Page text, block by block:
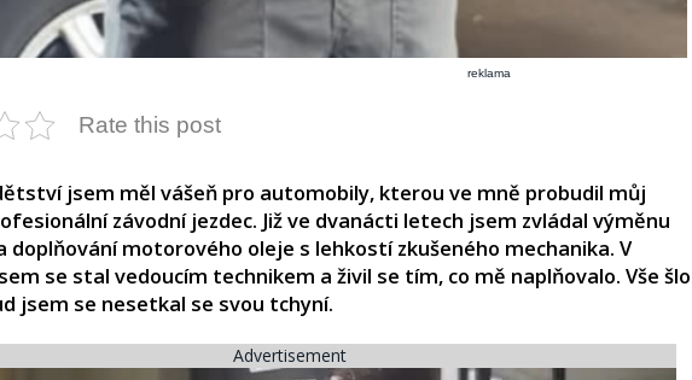
reklama
Rate this post
jsem měl vášeň pro automobily, kterou ve mně probudil můj
závodní jezdec. Již ve dvanácti letech jsem zvládal výměnu
doplňování motorového oleje s lehkostí zkušeného mechanika. V
se stal vedoucím technikem a živil se tím, co mě naplňovalo. Vše šlo
jsem se nesetkal se svou tchyní.
Advertisement